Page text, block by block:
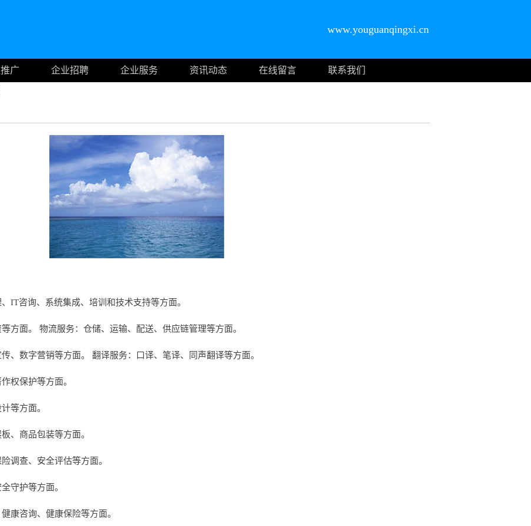
www.youguanqingxi.cn
广 企业招聘 企业服务 资讯动态 在线留言
联系我们
IT咨询、系统集成、培训和技术支持等方面。
方面。 物流服务：仓储、运输、配送、供应链管理等方面。
、数字营销等方面。 翻译服务：口译、笔译、同声翻译等方面。
权保护等方面。
等方面。
、商品包装等方面。
调查、安全评估等方面。
守护等方面。
康咨询、健康保险等方面。